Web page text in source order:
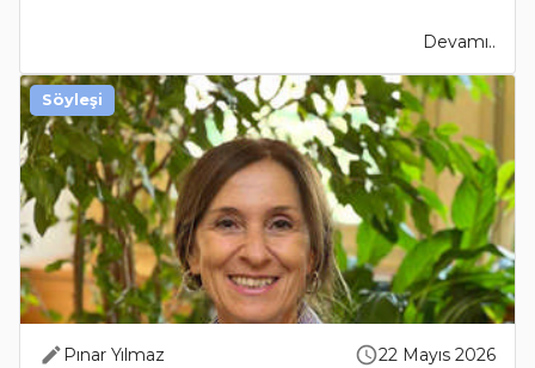
Devamı..
Pınar Yılmaz 22 Mayıs 2026
Söyleşi